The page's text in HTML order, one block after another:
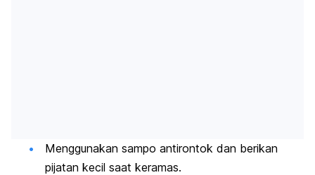
Menggunakan sampo antirontok dan berikan
pijatan kecil saat keramas.